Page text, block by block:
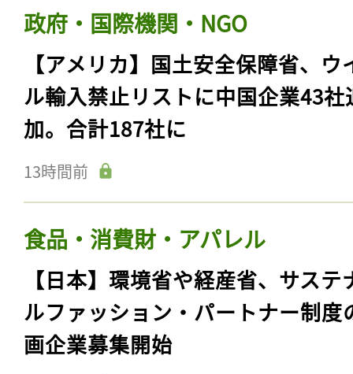
政府・国際機関・NGO
【アメリカ】国土安全保障省、ウ
ル輸入禁止リストに中国企業43社
加。合計187社に
13時間前
食品・消費財・アパレル
【日本】環境省や経産省、サステ
ルファッション・パートナー制度
画企業募集開始